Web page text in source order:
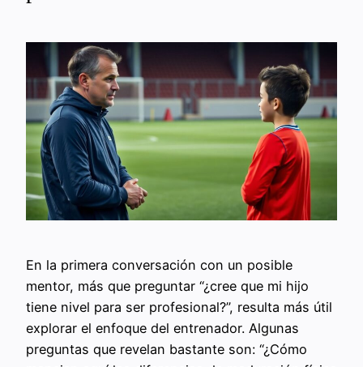
En la primera conversación con un posible
mentor, más que preguntar “¿cree que mi hijo
tiene nivel para ser profesional?”, resulta más útil
explorar el enfoque del entrenador. Algunas
preguntas que revelan bastante son: “¿Cómo